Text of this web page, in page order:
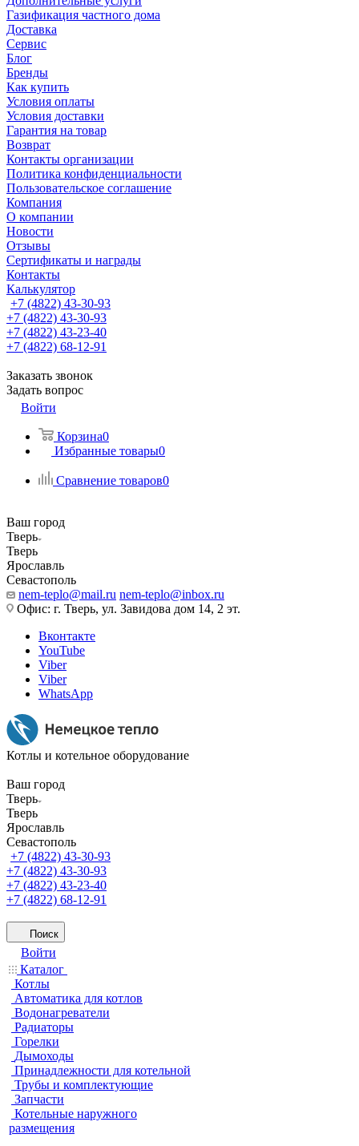
Газификация частного дома
Доставка
Сервис
Блог
Бренды
Как купить
Условия оплаты
Условия доставки
Гарантия на товар
Возврат
Контакты организации
Политика конфиденциальности
Пользовательское соглашение
Компания
О компании
Новости
Отзывы
Сертификаты и награды
Контакты
Калькулятор
+7 (4822) 43-30-93
+7 (4822) 43-30-93
+7 (4822) 43-23-40
+7 (4822) 68-12-91
Заказать звонок
Задать вопрос
Войти
Корзина0
Избранные товары0
Сравнение товаров0
Ваш город
Тверь
Тверь
Ярославль
Севастополь
nem-teplo@mail.ru nem-teplo@inbox.ru
Офис: г. Тверь, ул. Завидова дом 14, 2 эт.
Вконтакте
YouTube
Viber
Viber
WhatsApp
Котлы и котельное оборудование
Ваш город
Тверь
Тверь
Ярославль
Севастополь
+7 (4822) 43-30-93
+7 (4822) 43-30-93
+7 (4822) 43-23-40
+7 (4822) 68-12-91
Поиск
Войти
Каталог
Котлы
Автоматика для котлов
Водонагреватели
Радиаторы
Горелки
Дымоходы
Принадлежности для котельной
Трубы и комплектующие
Запчасти
Котельные наружного
размещения